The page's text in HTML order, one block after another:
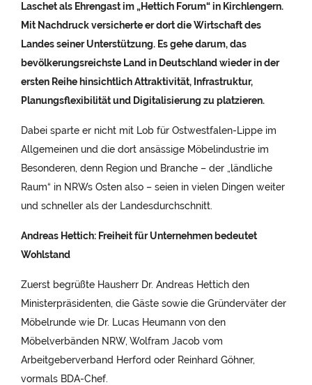
Laschet als Ehrengast im „Hettich Forum“ in Kirchlengern.
Mit Nachdruck versicherte er dort die Wirtschaft des
Landes seiner Unterstützung. Es gehe darum, das
bevölkerungsreichste Land in Deutschland wieder in der
ersten Reihe hinsichtlich Attraktivität, Infrastruktur,
Planungsflexibilität und Digitalisierung zu platzieren.
Dabei sparte er nicht mit Lob für Ostwestfalen-Lippe im
Allgemeinen und die dort ansässige Möbelindustrie im
Besonderen, denn Region und Branche – der „ländliche
Raum“ in NRWs Osten also – seien in vielen Dingen weiter
und schneller als der Landesdurchschnitt.
Andreas Hettich: Freiheit für Unternehmen bedeutet
Wohlstand
Zuerst begrüßte Hausherr Dr. Andreas Hettich den
Ministerpräsidenten, die Gäste sowie die Gründerväter der
Möbelrunde wie Dr. Lucas Heumann von den
Möbelverbänden NRW, Wolfram Jacob vom
Arbeitgeberverband Herford oder Reinhard Göhner,
vormals BDA-Chef.